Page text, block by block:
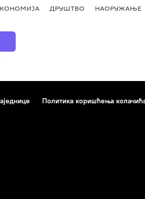
ДРУШТВО НАОРУЖАЊЕ
Политика коришћења